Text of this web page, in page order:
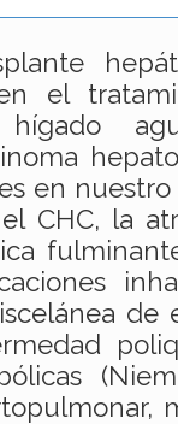
el
hígado
en
CHC, la
de